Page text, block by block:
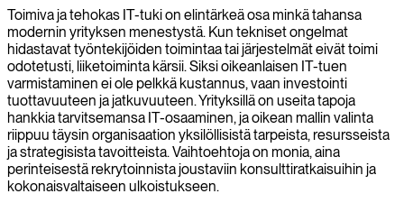
Tarjoamme osaavia 2. tason IT-tukiasiantuntijoita tehostamaan
teknisiä toimintojanne ja ratkaisemaan monimutkaisia
järjestelmäongelmia tehokkaasti.
Toimiva ja tehokas IT-tuki on elintärkeä osa minkä tahansa
modernin yrityksen menestystä. Kun tekniset ongelmat
hidastavat työntekijöiden toimintaa tai järjestelmät eivät toimi
odotetusti, liiketoiminta kärsii. Siksi oikeanlaisen IT-tuen
varmistaminen ei ole pelkkä kustannus, vaan investointi
tuottavuuteen ja jatkuvuuteen. Yrityksillä on useita tapoja
hankkia tarvitsemansa IT-osaaminen, ja oikean mallin valinta
riippuu täysin organisaation yksilöllisistä tarpeista, resursseista
ja strategisista tavoitteista. Vaihtoehtoja on monia, aina
perinteisestä rekrytoinnista joustaviin konsulttiratkaisuihin ja
kokonaisvaltaiseen ulkoistukseen.